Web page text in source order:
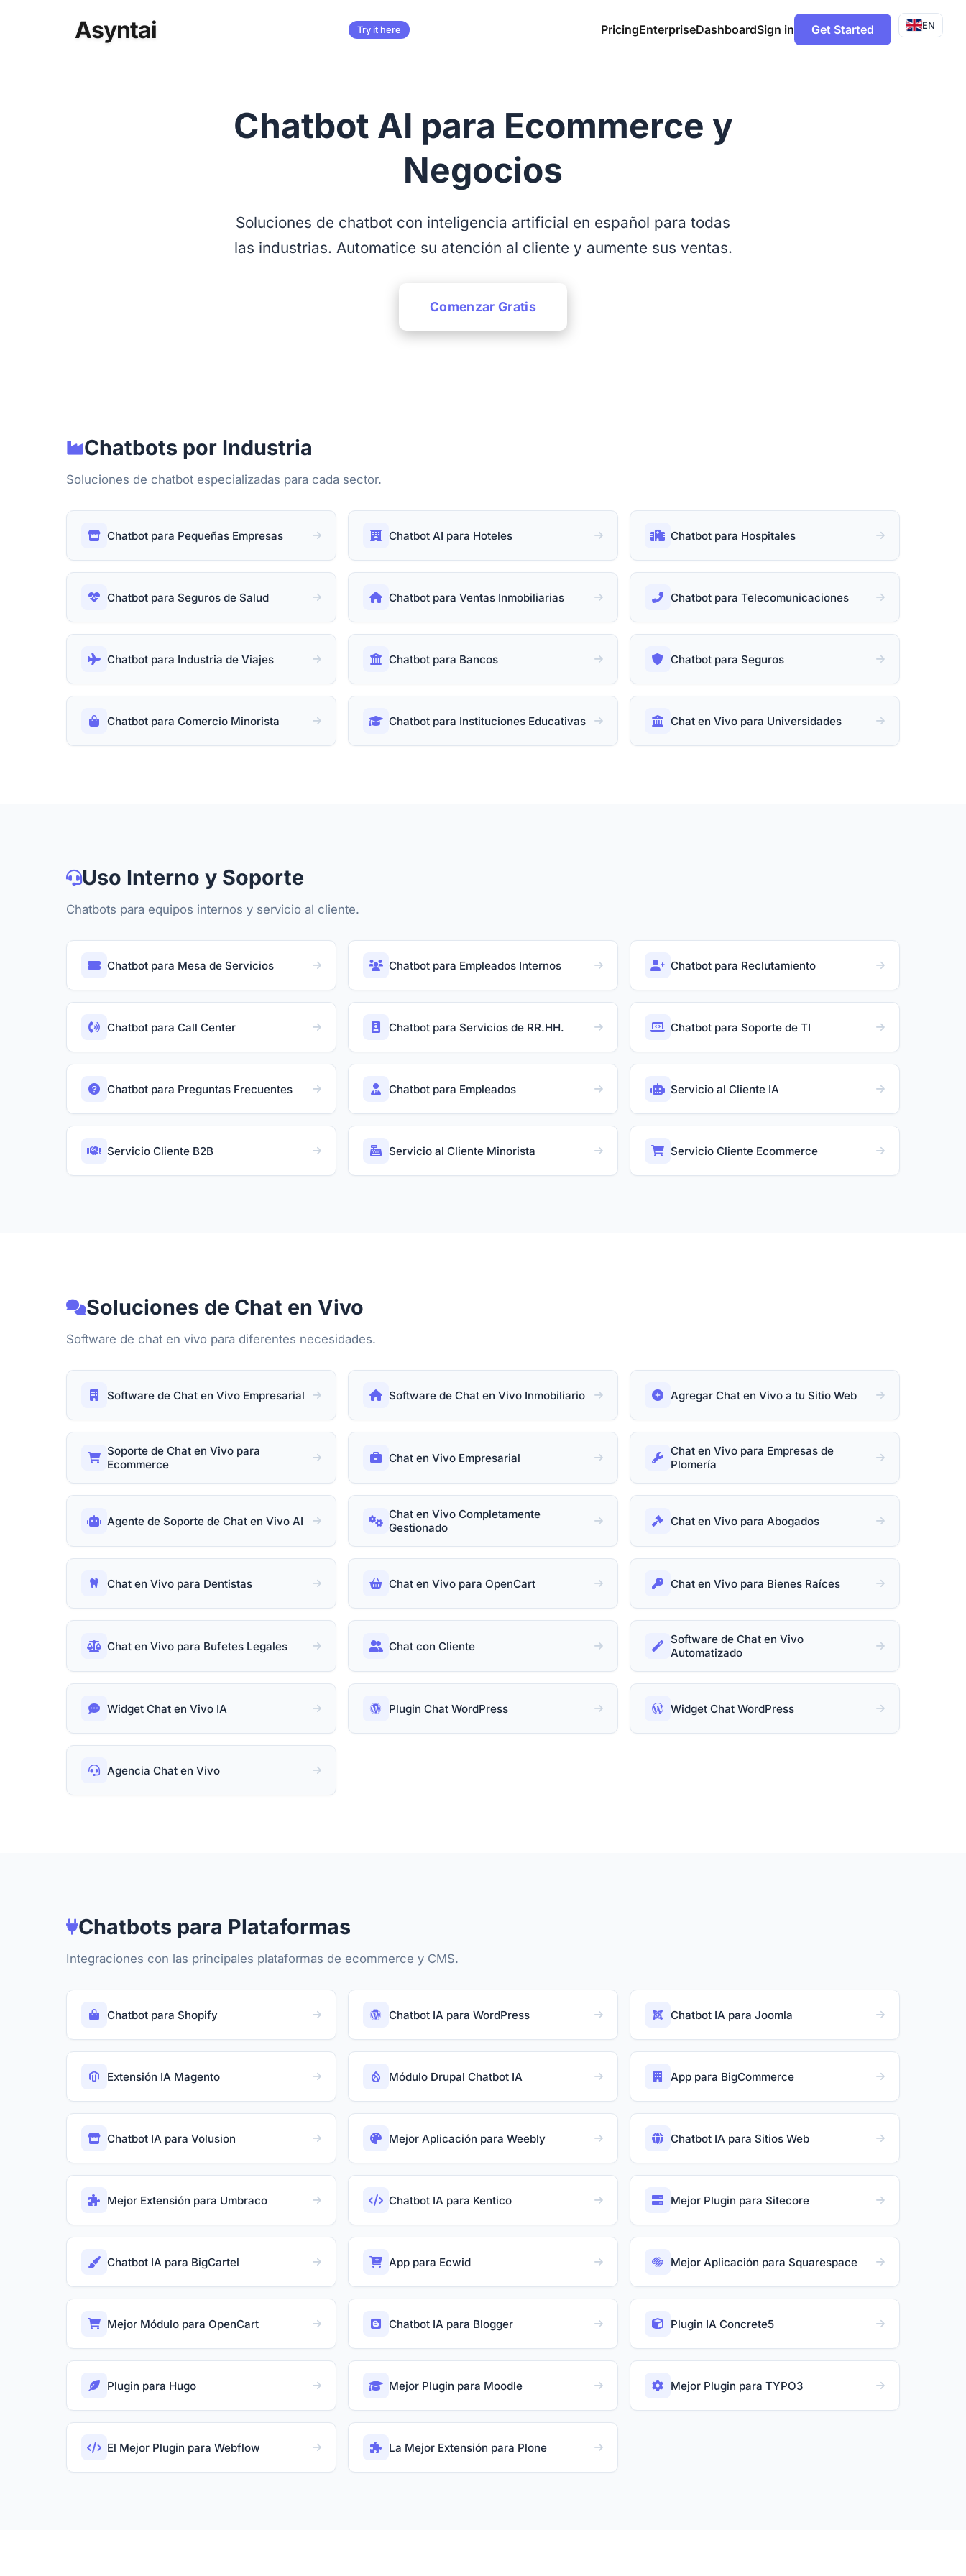
Asyntai Try it here PricingEnterpriseDashboardSign in Get Started EN
Chatbot AI para Ecommerce y
Negocios
Soluciones de chatbot con inteligencia artificial en español para todas
las industrias. Automatice su atención al cliente y aumente sus ventas.
Comenzar Gratis
Chatbots por Industria
Soluciones de chatbot especializadas para cada sector.
Chatbot para Pequeñas Empresas Chatbot AI para Hoteles Chatbot para Hospitales
Chatbot para Seguros de Salud Chatbot para Ventas Inmobiliarias Chatbot para Telecomunicaciones
Chatbot para Industria de Viajes Chatbot para Bancos Chatbot para Seguros
Chatbot para Comercio Minorista Chatbot para Instituciones Educativas Chat en Vivo para Universidades
Uso Interno y Soporte
Chatbots para equipos internos y servicio al cliente.
Chatbot para Mesa de Servicios Chatbot para Empleados Internos Chatbot para Reclutamiento
Chatbot para Call Center Chatbot para Servicios de RR.HH. Chatbot para Soporte de TI
Chatbot para Preguntas Frecuentes Chatbot para Empleados Servicio al Cliente IA
Servicio Cliente B2B Servicio al Cliente Minorista Servicio Cliente Ecommerce
Soluciones de Chat en Vivo
Software de chat en vivo para diferentes necesidades.
Software de Chat en Vivo Empresarial Software de Chat en Vivo Inmobiliario Agregar Chat en Vivo a tu Sitio Web
Soporte de Chat en Vivo para
Ecommerce
Chat en Vivo Empresarial
Chat en Vivo para Empresas de
Plomería
Agente de Soporte de Chat en Vivo AI
Chat en Vivo Completamente
Gestionado
Chat en Vivo para Abogados
Chat en Vivo para Dentistas Chat en Vivo para OpenCart Chat en Vivo para Bienes Raíces
Chat en Vivo para Bufetes Legales Chat con Cliente
Software de Chat en Vivo
Automatizado
Widget Chat en Vivo IA Plugin Chat WordPress Widget Chat WordPress
Agencia Chat en Vivo
Chatbots para Plataformas
Integraciones con las principales plataformas de ecommerce y CMS.
Chatbot para Shopify Chatbot IA para WordPress Chatbot IA para Joomla
Extensión IA Magento Módulo Drupal Chatbot IA App para BigCommerce
Chatbot IA para Volusion Mejor Aplicación para Weebly Chatbot IA para Sitios Web
Mejor Extensión para Umbraco Chatbot IA para Kentico Mejor Plugin para Sitecore
Chatbot IA para BigCartel App para Ecwid Mejor Aplicación para Squarespace
Mejor Módulo para OpenCart Chatbot IA para Blogger Plugin IA Concrete5
Plugin para Hugo Mejor Plugin para Moodle Mejor Plugin para TYPO3
El Mejor Plugin para Webflow La Mejor Extensión para Plone